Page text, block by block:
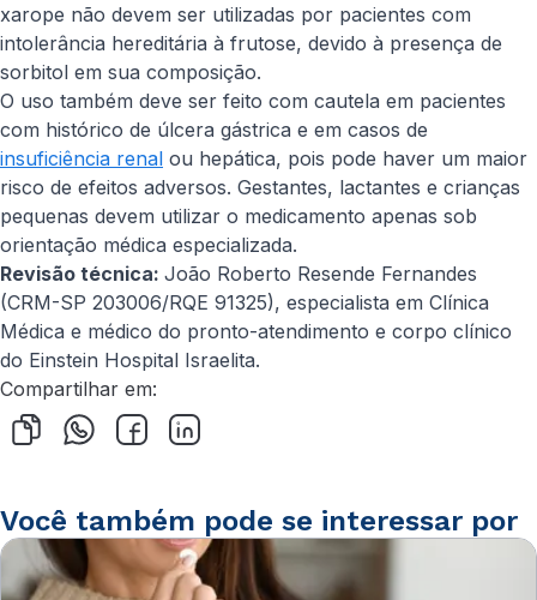
xarope não devem ser utilizadas por pacientes com
intolerância hereditária à frutose, devido à presença de
sorbitol em sua composição.
O uso também deve ser feito com cautela em pacientes
com histórico de úlcera gástrica e em casos de
insuficiência renal ou hepática, pois pode haver um maior
risco de efeitos adversos. Gestantes, lactantes e crianças
pequenas devem utilizar o medicamento apenas sob
orientação médica especializada.
Revisão técnica: João Roberto Resende Fernandes
(CRM-SP 203006/RQE 91325), especialista em Clínica
Médica e médico do pronto-atendimento e corpo clínico
do Einstein Hospital Israelita.
Compartilhar em:
Você também pode se interessar por